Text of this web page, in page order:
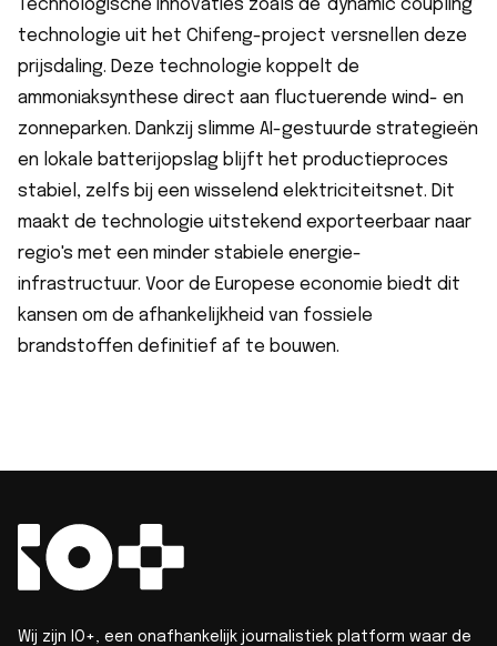
Technologische innovaties zoals de 'dynamic coupling'
technologie uit het Chifeng-project versnellen deze
prijsdaling. Deze technologie koppelt de
ammoniaksynthese direct aan fluctuerende wind- en
zonneparken. Dankzij slimme AI-gestuurde strategieën
en lokale batterijopslag blijft het productieproces
stabiel, zelfs bij een wisselend elektriciteitsnet. Dit
maakt de technologie uitstekend exporteerbaar naar
regio's met een minder stabiele energie-
infrastructuur. Voor de Europese economie biedt dit
kansen om de afhankelijkheid van fossiele
brandstoffen definitief af te bouwen.
Wij zijn IO+, een onafhankelijk journalistiek platform waar de